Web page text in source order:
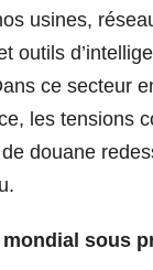
usines,
outils
ce secteur
les tensions
douane
mondial sous